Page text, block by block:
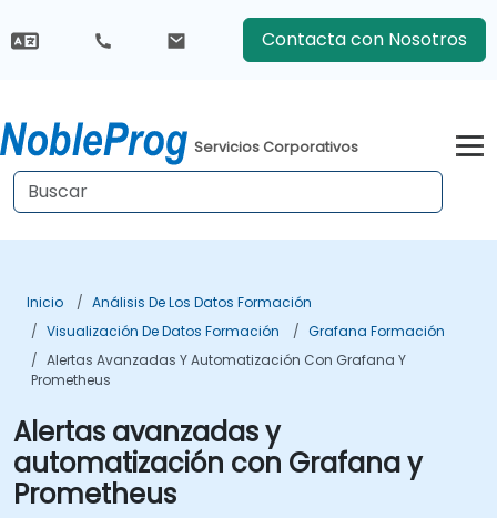
Contacta con Nosotros
Servicios Corporativos
Inicio
Análisis De Los Datos Formación
Visualización De Datos Formación
Grafana Formación
Alertas Avanzadas Y Automatización Con Grafana Y
Prometheus
Alertas avanzadas y
automatización con Grafana y
Prometheus